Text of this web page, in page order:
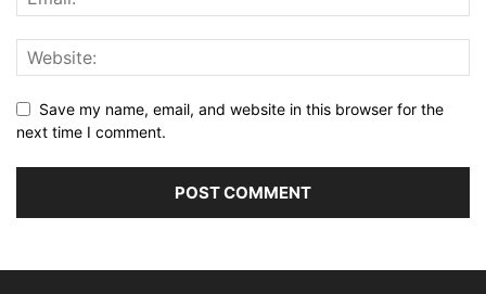
Save my name, email, and website in this browser for the
next time I comment.